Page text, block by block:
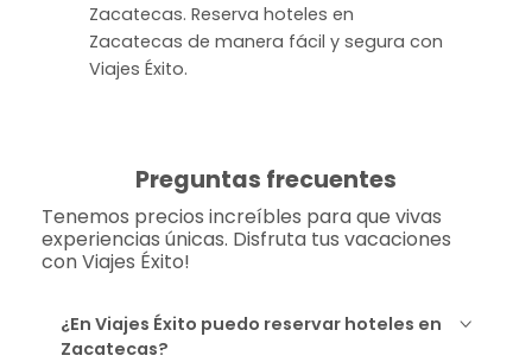
Zacatecas. Reserva hoteles en
Zacatecas de manera fácil y segura con
Viajes Éxito.
Preguntas frecuentes
Tenemos precios increíbles para que vivas
experiencias únicas. Disfruta tus vacaciones
con Viajes Éxito!
¿En Viajes Éxito puedo reservar hoteles en
Zacatecas?